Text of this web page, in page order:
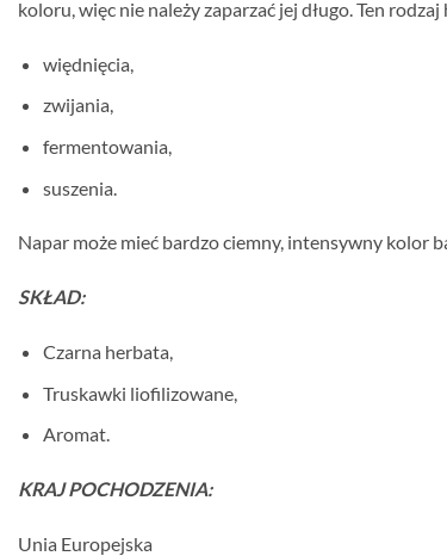
koloru, więc nie należy zaparzać jej długo. Ten
więdnięcia,
zwijania,
fermentowania,
suszenia.
Napar może mieć bardzo ciemny, intensywny kolor
SKŁAD:
Czarna herbata,
Truskawki liofilizowane,
Aromat.
KRAJ POCHODZENIA:
Unia Europejska